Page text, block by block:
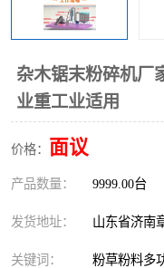
杂木锯末粉碎机厂
业重工业适用
价格： 面议
产品数量： 9999.00台
发货地址： 山东省济南
关键词： 粉草粉料多